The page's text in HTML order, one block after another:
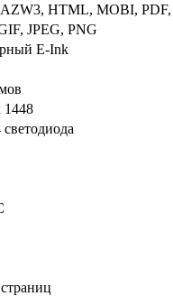
HTML, MOBI,
JPEG, PNG
E-Ink
1448
светодиода